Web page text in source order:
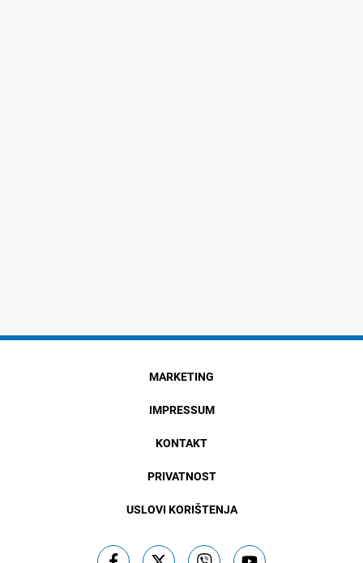
MARKETING
IMPRESSUM
KONTAKT
PRIVATNOST
USLOVI KORIŠTENJA